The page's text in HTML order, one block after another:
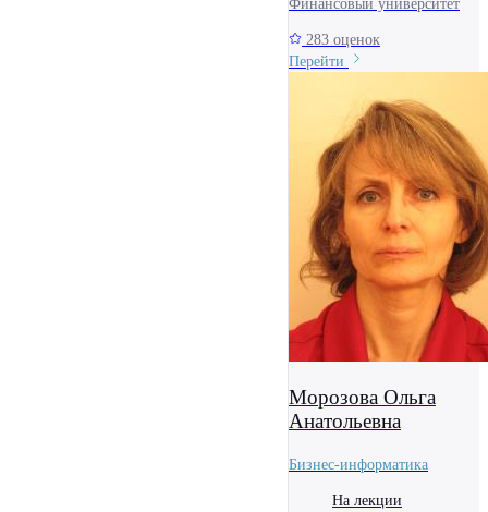
Финансовый университет
283 оценок
Перейти
Морозова Ольга
Анатольевна
Бизнес-информатика
На лекции